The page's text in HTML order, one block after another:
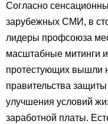
Согласно
зарубежных СМИ, в
лидеры профсоюза
масштабные митинги
протестующих вышли
правительства
улучшения условий
заработной платы.